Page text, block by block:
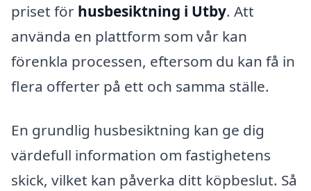
priset för husbesiktning i Utby. Att
använda en plattform som vår kan
förenkla processen, eftersom du kan få in
flera offerter på ett och samma ställe.
En grundlig husbesiktning kan ge dig
värdefull information om fastighetens
skick, vilket kan påverka ditt köpbeslut. Så